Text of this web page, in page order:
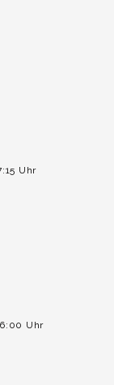
Uhr
Uhr